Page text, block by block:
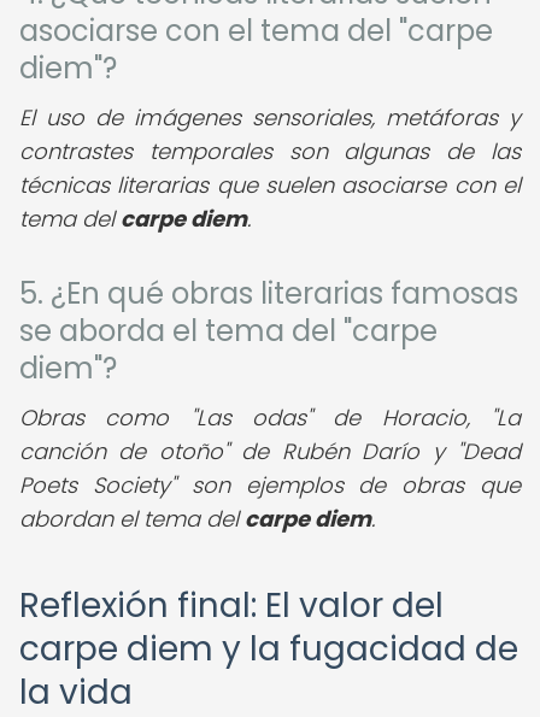
asociarse con el tema del "carpe
diem"?
El uso de imágenes sensoriales, metáforas y
contrastes temporales son algunas de las
técnicas literarias que suelen asociarse con el
tema delcarpe diem.
5. ¿En qué obras literarias famosas
se aborda el tema del "carpe
diem"?
Obras como "Las odas" de Horacio, "La
canción de otoño" de Rubén Darío y "Dead
Poets Society" son ejemplos de obras que
abordan el tema delcarpe diem.
Reflexión final: El valor del
carpe diem y la fugacidad de
la vida